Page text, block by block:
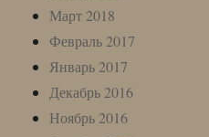
Март 2018
Февраль 2017
Январь 2017
Декабрь 2016
Ноябрь 2016